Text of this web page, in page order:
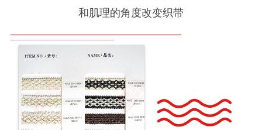
和肌理的角度改变织带